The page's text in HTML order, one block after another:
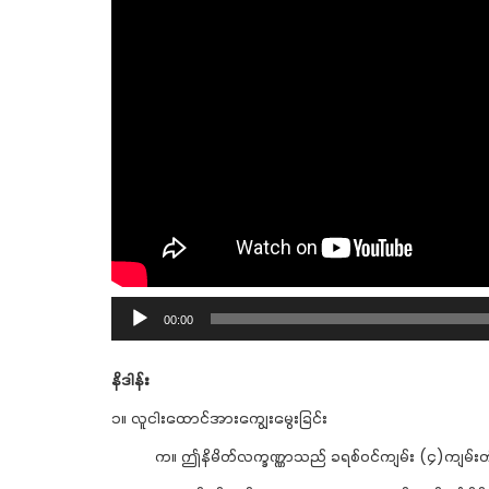
Audio
Player
00:00
နိဒါန်း
၁။ လူငါးထောင်အားကျွေးမွေးခြင်း
က။ ဤနိမိတ်လက္ခဏ္ဏာသည် ခရစ်ဝင်ကျမ်း (၄)ကျမ်